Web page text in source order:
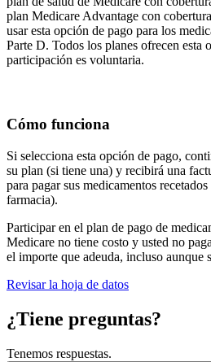
plan Medicare Advantage con
usar esta opción de pago para los
Parte D. Todos los planes ofrecen esta
participación es voluntaria.
Cómo funciona
Si selecciona esta opción de pago,
su plan (si tiene una) y recibirá una
para pagar sus medicamentos
farmacia).
Participar en el plan de pago de
Medicare no tiene costo y usted no
el importe que adeuda, incluso aunque
Revisar la hoja de datos
¿Tiene preguntas?
Tenemos respuestas.